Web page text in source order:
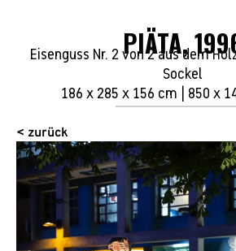
PIÄTA,
Eisenguss Nr. 2 von 2 aus dem
Sockel
186 x 285 x 156 cm | 850 x
< zurück